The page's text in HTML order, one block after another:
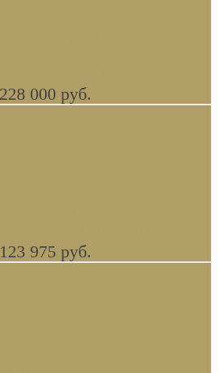
КОМПЛЕКТ санфаянса
В НАЛИЧИИ
228 000 руб.
1160 x 510 мм белая,
бежевая В НАЛИЧИИ
123 975 руб.